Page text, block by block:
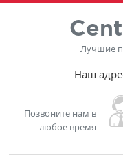
Лучшие
Наш
Позвоните нам в
любое время